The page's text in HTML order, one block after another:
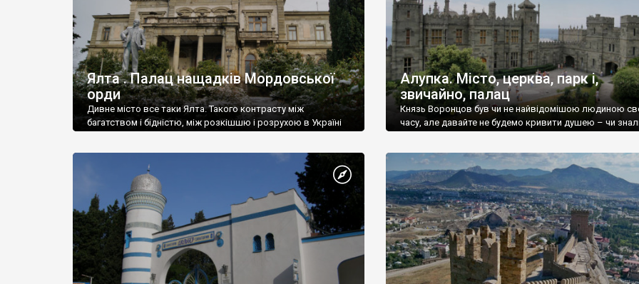
Ялта . Палац нащадків Мордовської
орди
Дивне місто все таки Ялта. Такого контрасту між
багатством і бідністю, між розкішшю і розрухою в Україні
Алупка. Місто, церква, парк і,
звичайно, палац
Князь Воронцов був чи не найвідомішою людиною
часу, але давайте не будемо кривити душею – чи